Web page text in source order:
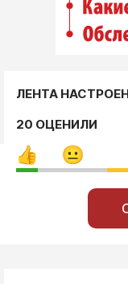
ЛЕНТА
20 ОЦЕНИЛИ